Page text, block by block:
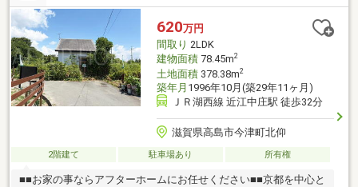
家のことでお困りのことがあれば、ぜひアフターホームへ！
620万円
間取り 2LDK
建物面積78.45m2
土地面積378.38m2
築年月 1996年10月(築29年11ヶ月)
ＪＲ湖西線 近江中庄駅 徒歩32分
滋賀県高島市今津町北仰
2階建て 駐車場あり 所有権
■■お家の事ならアフターホームにお任せください■■京都を中心と